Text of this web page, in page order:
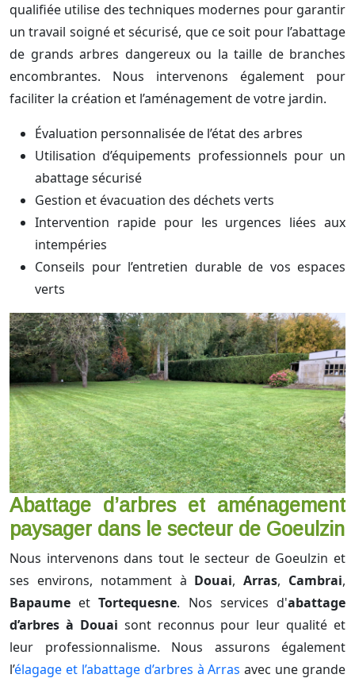
qualifiée utilise des techniques modernes pour garantir
un travail soigné et sécurisé, que ce soit pour l’abattage
de grands arbres dangereux ou la taille de branches
encombrantes. Nous intervenons également pour
faciliter la création et l’aménagement de votre jardin.
Évaluation personnalisée de l’état des arbres
Utilisation d’équipements professionnels pour un
abattage sécurisé
Gestion et évacuation des déchets verts
Intervention rapide pour les urgences liées aux
intempéries
Conseils pour l’entretien durable de vos espaces
verts
Abattage d’arbres et aménagement
paysager dans le secteur de Goeulzin
Nous intervenons dans tout le secteur de Goeulzin et
ses environs, notamment à Douai,Arras, Cambrai,
Bapaume etTortequesne. Nos services d'abattage
d’arbres à Douai sont reconnus pour leur qualité et
leur professionnalisme. Nous assurons également
l’élagage et l’abattage d’arbres à Arras avec une grande